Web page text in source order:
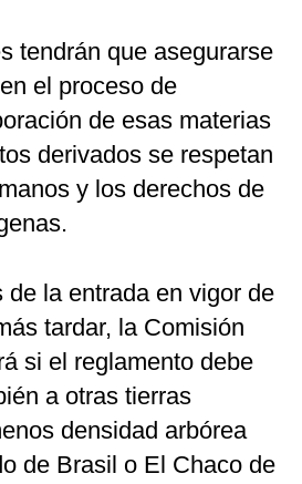
tendrán que asegurarse
el proceso de
de esas materias
derivados se respetan
y los derechos de
de la entrada en vigor de
tardar, la Comisión
si el reglamento debe
a otras tierras
densidad arbórea
de Brasil o El Chaco de